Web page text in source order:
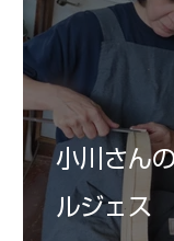
小川さん
ルジェス